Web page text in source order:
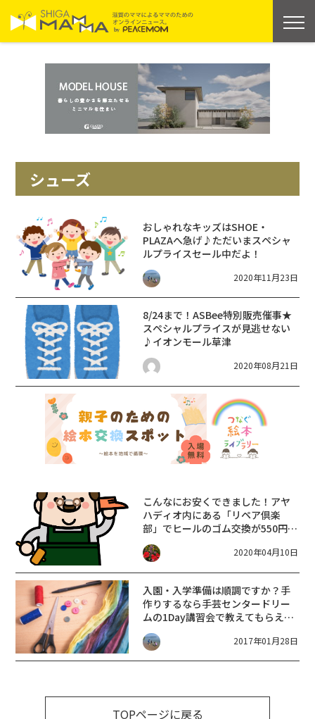
シューズ
おしゃれなキッズはSHOE・
PLAZAへ急げ♪ただいまスペシャ
ルプライスセール中だよ！
2020年11月23日
8/24まで！ASBee特別販売催事★
スペシャルプライスが見逃せない
♪イオンモール草津
2020年08月21日
こんなにお安くできました！アヤ
ハディオ内にある「リペア倶楽
部」でヒールのゴム交換が550円か
ら！
2020年04月10日
入園・入学準備は順調ですか？手
作りするなら手芸センタードリー
ムの1Day講習会で教えてもらえま
すよ！
2017年01月28日
TOPページに戻る